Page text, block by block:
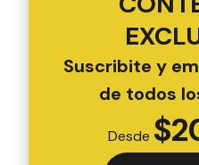
Suscribite y
de todos
Desde $